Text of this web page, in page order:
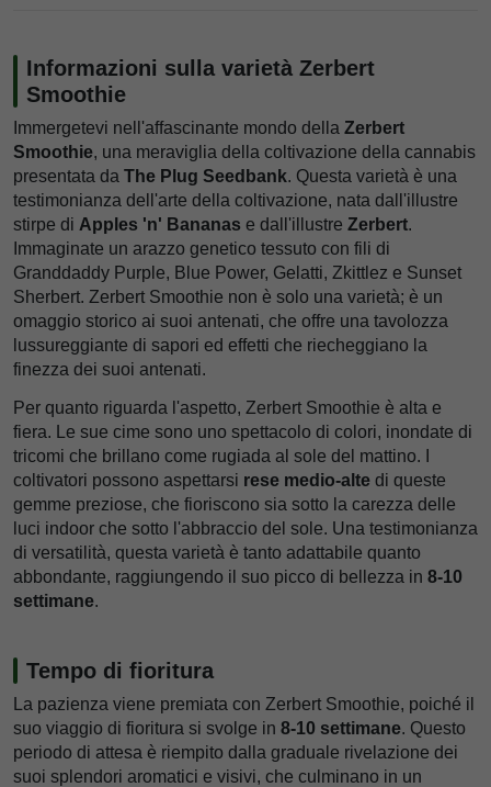
Informazioni sulla varietà Zerbert
Smoothie
Immergetevi nell'affascinante mondo della Zerbert
Smoothie, una meraviglia della coltivazione della cannabis
presentata da The Plug Seedbank. Questa varietà è una
testimonianza dell'arte della coltivazione, nata dall'illustre
stirpe di Apples 'n' Bananas e dall'illustre Zerbert.
Immaginate un arazzo genetico tessuto con fili di
Granddaddy Purple, Blue Power, Gelatti, Zkittlez e Sunset
Sherbert. Zerbert Smoothie non è solo una varietà; è un
omaggio storico ai suoi antenati, che offre una tavolozza
lussureggiante di sapori ed effetti che riecheggiano la
finezza dei suoi antenati.
Per quanto riguarda l'aspetto, Zerbert Smoothie è alta e
fiera. Le sue cime sono uno spettacolo di colori, inondate di
tricomi che brillano come rugiada al sole del mattino. I
coltivatori possono aspettarsi rese medio-alte di queste
gemme preziose, che fioriscono sia sotto la carezza delle
luci indoor che sotto l'abbraccio del sole. Una testimonianza
di versatilità, questa varietà è tanto adattabile quanto
abbondante, raggiungendo il suo picco di bellezza in 8-10
settimane.
Tempo di fioritura
La pazienza viene premiata con Zerbert Smoothie, poiché il
suo viaggio di fioritura si svolge in 8-10 settimane. Questo
periodo di attesa è riempito dalla graduale rivelazione dei
suoi splendori aromatici e visivi, che culminano in un